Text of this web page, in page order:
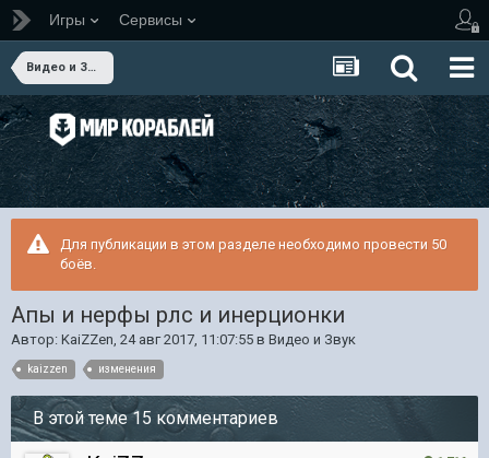
Игры Сервисы
Видео и Звук
Для публикации в этом разделе необходимо провести 50
боёв.
Апы и нерфы рлс и инерционки
Автор: KaiZZen, 24 авг 2017, 11:07:55 в Видео и Звук
kaizzen изменения
В этой теме 15 комментариев